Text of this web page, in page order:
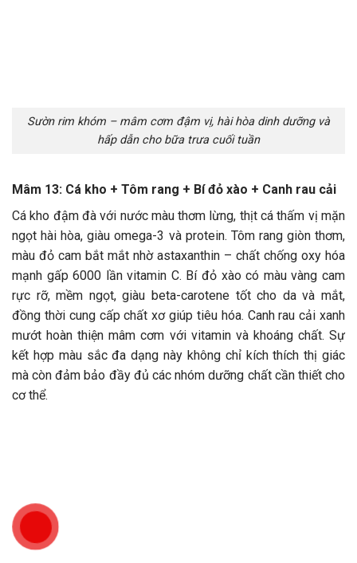
Sườn rim khóm – mâm cơm đậm vị, hài hòa dinh dưỡng và
hấp dẫn cho bữa trưa cuối tuần
Mâm 13: Cá kho + Tôm rang + Bí đỏ xào + Canh rau cải
Cá kho đậm đà với nước màu thơm lừng, thịt cá thấm vị mặn
ngọt hài hòa, giàu omega-3 và protein. Tôm rang giòn thơm,
màu đỏ cam bắt mắt nhờ astaxanthin – chất chống oxy hóa
mạnh gấp 6000 lần vitamin C. Bí đỏ xào có màu vàng cam
rực rỡ, mềm ngọt, giàu beta-carotene tốt cho da và mắt,
đồng thời cung cấp chất xơ giúp tiêu hóa. Canh rau cải xanh
mướt hoàn thiện mâm cơm với vitamin và khoáng chất. Sự
kết hợp màu sắc đa dạng này không chỉ kích thích thị giác
mà còn đảm bảo đầy đủ các nhóm dưỡng chất cần thiết cho
cơ thể.